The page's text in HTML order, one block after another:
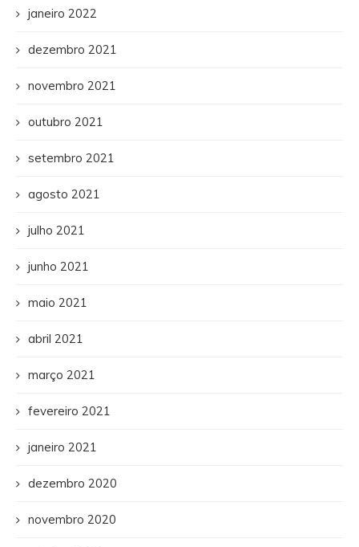
janeiro 2022
dezembro 2021
novembro 2021
outubro 2021
setembro 2021
agosto 2021
julho 2021
junho 2021
maio 2021
abril 2021
março 2021
fevereiro 2021
janeiro 2021
dezembro 2020
novembro 2020